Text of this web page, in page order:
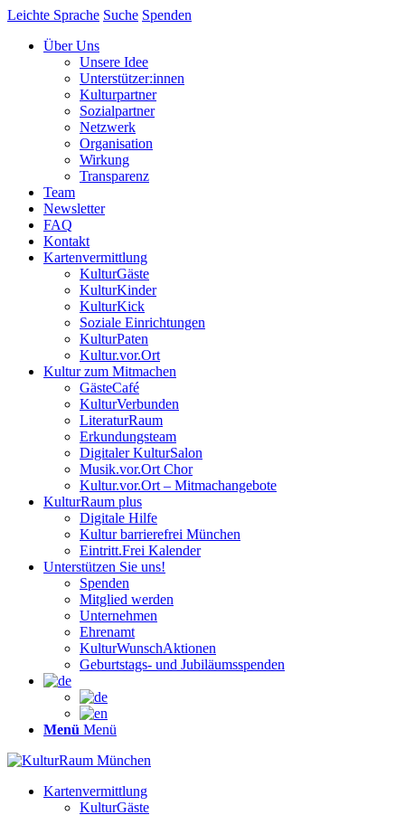
Leichte Sprache Suche Spenden
Über Uns
Unsere Idee
Unterstützer:innen
Kulturpartner
Sozialpartner
Netzwerk
Organisation
Wirkung
Transparenz
Team
Newsletter
FAQ
Kontakt
Kartenvermittlung
KulturGäste
KulturKinder
KulturKick
Soziale Einrichtungen
KulturPaten
Kultur.vor.Ort
Kultur zum Mitmachen
GästeCafé
KulturVerbunden
LiteraturRaum
Erkundungsteam
Digitaler KulturSalon
Musik.vor.Ort Chor
Kultur.vor.Ort – Mitmachangebote
KulturRaum plus
Digitale Hilfe
Kultur barrierefrei München
Eintritt.Frei Kalender
Unterstützen Sie uns!
Spenden
Mitglied werden
Unternehmen
Ehrenamt
KulturWunschAktionen
Geburtstags- und Jubiläumsspenden
Menü Menü
Kartenvermittlung
KulturGäste